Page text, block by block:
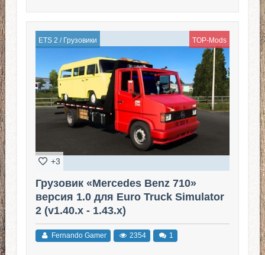
ETS 2 / Грузовики TOP-Mods
+3
Грузовик «Mercedes Benz 710»
версия 1.0 для Euro Truck Simulator
2 (v1.40.x - 1.43.x)
Fernando Gamer 2354 1